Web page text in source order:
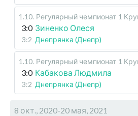
1.10. Регулярный чемпионат 1
3:0 Зиненко Олеся
3:2 Днепрянка (Днепр)
1.10. Регулярный чемпионат 1
3:0 Кабакова Людмила
3:2 Днепрянка (Днепр)
8 окт., 2020-20 мая, 2021